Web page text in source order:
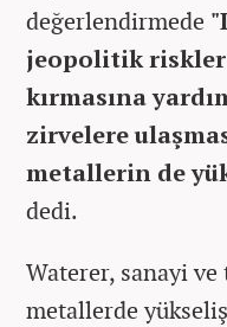
değerlendirmede
jeopolitik riskler
kırmasına
zirvelere
metallerin de
dedi.
Waterer, sanayi
metallerde